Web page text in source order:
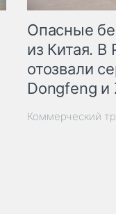
Опасные
из Китая. В
отозвали
Dongfeng и
Коммерческий